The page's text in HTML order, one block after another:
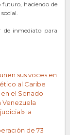
futuro, haciendo de
de inmediato para
sus voces en
al Caribe
el Senado
Venezuela
la
de 73